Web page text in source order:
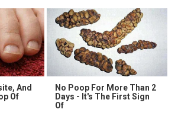
And
Of
No Poop For More Than 2
Days - It's The First Sign
Of